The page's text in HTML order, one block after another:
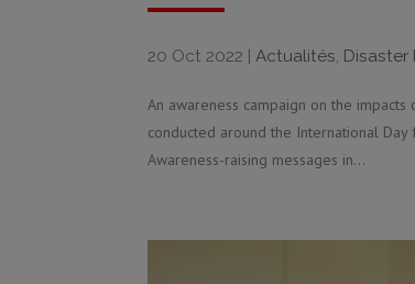
20 Oct 2022 |Actualités, Disaster
An awareness campaign on the
conducted around the International
Awareness-raising messages in...